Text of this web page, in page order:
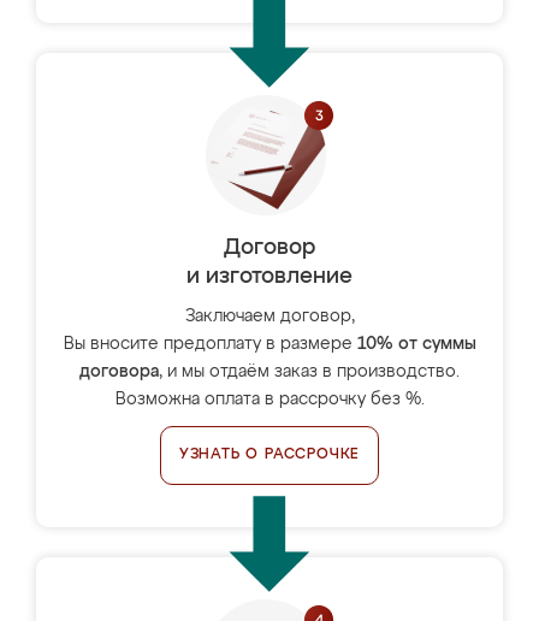
Договор
и изготовление
Заключаем договор,
Вы вносите предоплату в размере 10% от суммы
договора, и мы отдаём заказ в производство.
Возможна оплата в рассрочку без %.
УЗНАТЬ О РАССРОЧКЕ